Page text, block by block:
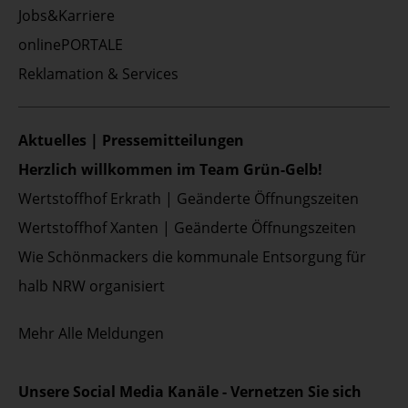
Jobs&Karriere
onlinePORTALE
Reklamation & Services
Aktuelles | Pressemitteilungen
Herzlich willkommen im Team Grün-Gelb!
Wertstoffhof Erkrath | Geänderte Öffnungszeiten
Wertstoffhof Xanten | Geänderte Öffnungszeiten
Wie Schönmackers die kommunale Entsorgung für
halb NRW organisiert
Mehr Alle Meldungen
Unsere Social Media Kanäle - Vernetzen Sie sich